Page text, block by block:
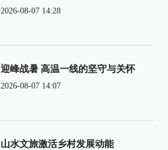
2026-08-07 14:28
迎峰战暑 高温一线的坚守与关怀
2026-08-07 14:07
山水文旅激活乡村发展动能